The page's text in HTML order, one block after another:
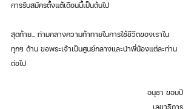
การรับสมัครตั้งแต่้เดือนนี้เป็นต้นไป
สุดท้าย... ท่ามกลางความท้าทายในการใช้ชีวิตของเราใน
ทุกๆ ด้าน ขอพระเจ้าเป็นศูนย์กลางและนำพี่น้องแต่ละท่าน
ต่อไป
อนุชา ขอบปี